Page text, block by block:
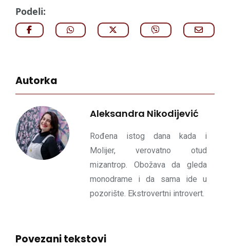
Podeli:
Autorka
Aleksandra Nikodijević
Rođena istog dana kada i
Molijer, verovatno otud
mizantrop. Obožava da gleda
monodrame i da sama ide u
pozorište. Ekstrovertni introvert.
Povezani tekstovi